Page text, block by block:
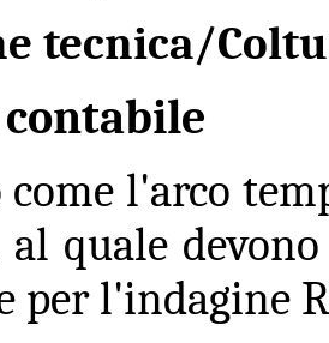
tecnica/
l'arco
al quale
per l'indagine